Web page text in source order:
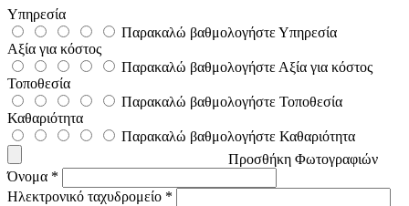
Υπηρεσία
Παρακαλώ βαθμολογήστε Υπηρεσία
Αξία για κόστος
Παρακαλώ βαθμολογήστε Αξία για κόστος
Τοποθεσία
Παρακαλώ βαθμολογήστε Τοποθεσία
Καθαριότητα
Παρακαλώ βαθμολογήστε Καθαριότητα
Προσθήκη Φωτογραφιών
Όνομα *
Ηλεκτρονικό ταχυδρομείο *